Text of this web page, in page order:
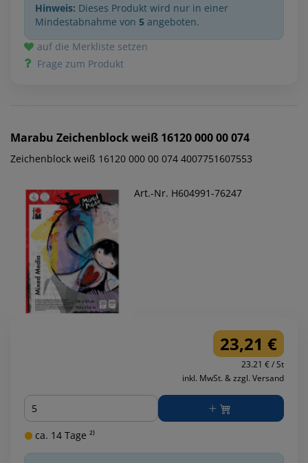
Hinweis: Dieses Produkt wird nur in einer
Mindestabnahme von 5 angeboten.
auf die Merkliste setzen
Frage zum Produkt
Marabu Zeichenblock weiß 16120 000 00 074
Zeichenblock weiß 16120 000 00 074 4007751607553
Art.-Nr. H604991-76247
23,21 €
23.21 € / St
inkl. MwSt. & zzgl. Versand
Menge
ca. 14 Tage ²⁾